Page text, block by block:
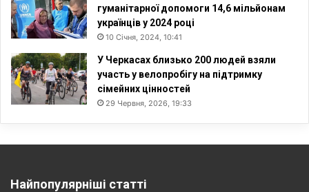
гуманітарної допомоги 14,6 мільйонам
українців у 2024 році
10 Січня, 2024, 10:41
У Черкасах близько 200 людей взяли
участь у велопробігу на підтримку
сімейних цінностей
29 Червня, 2026, 19:33
Найпопулярніші статті